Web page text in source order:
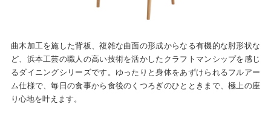
曲木加工を施した背板、複雑な曲面の形成からなる有機的な肘形状な
ど、浜本工芸の職人の高い技術を活かしたクラフトマンシップを感じ
るダイニングシリーズです。ゆったりと身体をあずけられるフルアー
ム仕様で、毎日の食事から食後のくつろぎのひとときまで、極上の座
り心地を叶えます。